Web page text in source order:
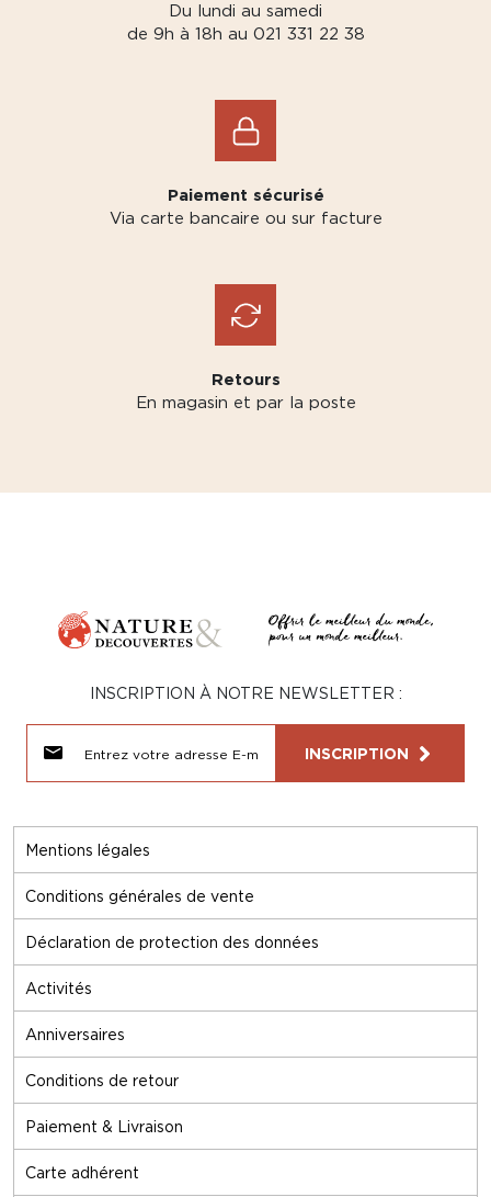
Du lundi au samedi
de 9h à 18h au 021 331 22 38
Paiement sécurisé
Via carte bancaire ou sur facture
Retours
En magasin et par la poste
Mentions légales
Conditions générales de vente
Déclaration de protection des données
Activités
Anniversaires
Conditions de retour
Paiement & Livraison
Carte adhérent
INSCRIPTION À NOTRE NEWSLETTER :
INSCRIPTION